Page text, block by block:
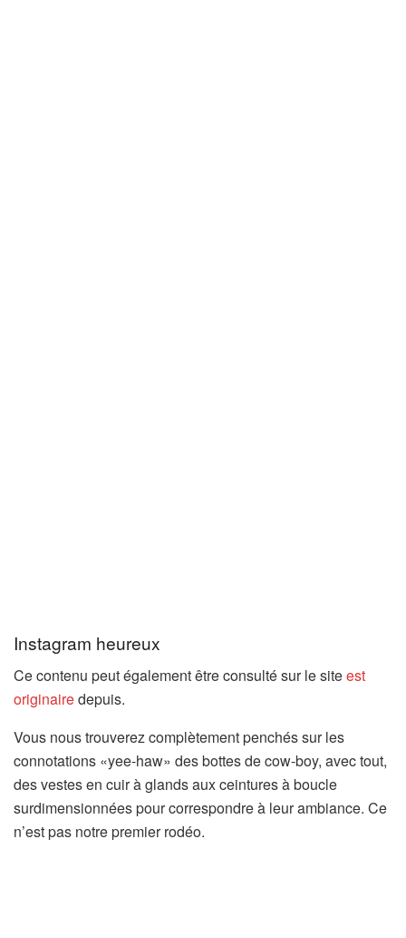
Instagram heureux
Ce contenu peut également être consulté sur le siteest
originairedepuis.
Vous nous trouverez complètement penchés sur les
connotations «yee-haw» des bottes de cow-boy, avec tout,
des vestes en cuir à glands aux ceintures à boucle
surdimensionnées pour correspondre à leur ambiance. Ce
n’est pas notre premier rodéo.